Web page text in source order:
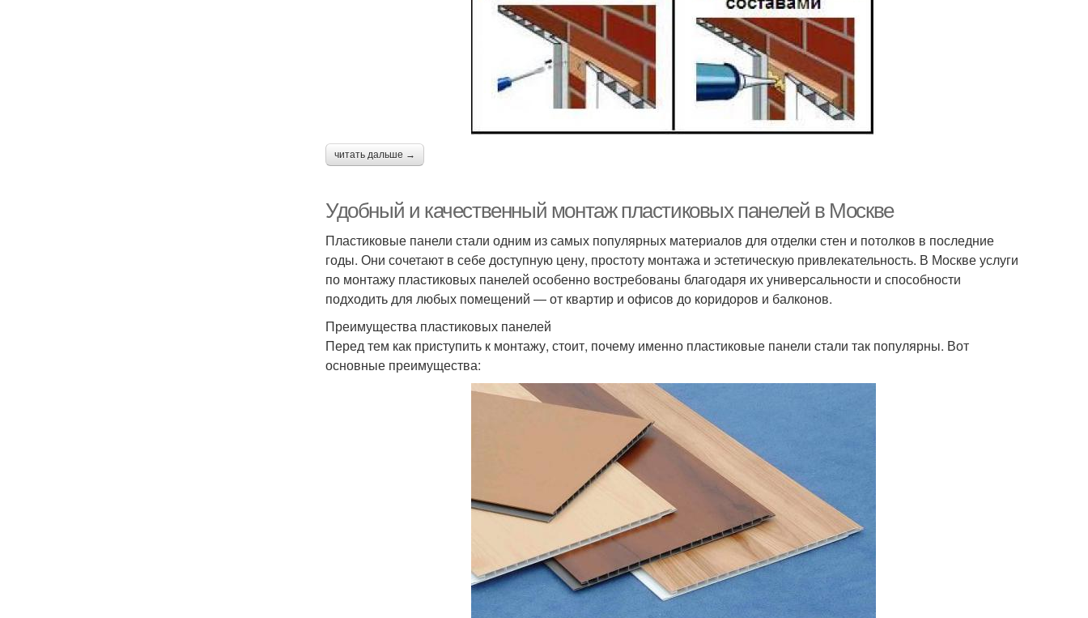
читать дальше →
Удобный и качественный монтаж пластиковых панелей в Москве
Пластиковые панели стали одним из самых популярных материалов для отделки стен и потолков в последние
годы. Они сочетают в себе доступную цену, простоту монтажа и эстетическую привлекательность. В Москве услуги
по монтажу пластиковых панелей особенно востребованы благодаря их универсальности и способности
подходить для любых помещений — от квартир и офисов до коридоров и балконов.
Преимущества пластиковых панелей
Перед тем как приступить к монтажу, стоит, почему именно пластиковые панели стали так популярны. Вот
основные преимущества: